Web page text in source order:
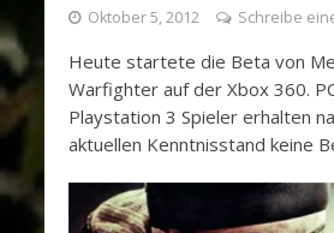
Oktober 5, 2012 Schreibe
Heute startete die Beta von
Warfighter auf der Xbox 360.
Playstation 3 Spieler erhalten
aktuellen Kenntnisstand keine